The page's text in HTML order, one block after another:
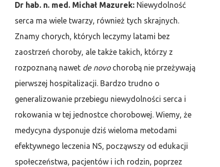
Dr hab. n. med. Michał Mazurek: Niewydolność
serca ma wiele twarzy, również tych skrajnych.
Znamy chorych, których leczymy latami bez
zaostrzeń choroby, ale także takich, którzy z
rozpoznaną nawet de novochorobą nie przeżywają
pierwszej hospitalizacji. Bardzo trudno o
generalizowanie przebiegu niewydolności serca i
rokowania w tej jednostce chorobowej. Wiemy, że
medycyna dysponuje dziś wieloma metodami
efektywnego leczenia NS, począwszy od edukacji
społeczeństwa, pacjentów i ich rodzin, poprzez